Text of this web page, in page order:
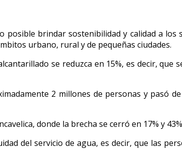
brindar sostenibilidad y calidad a los
urbano, rural y de pequeñas ciudades.
se reduzca en 15%, es decir, que
2 millones de personas y pasó
donde la brecha se cerró en 17% y
del servicio de agua, es decir, que las